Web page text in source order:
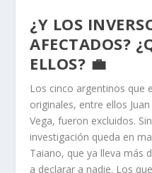
¿Y LOS
AFECTADOS?
ELLOS? 💼
Los cinco argentinos que
originales, entre ellos
Vega, fueron excluidos.
investigación queda en
Taiano, que ya lleva más
a declarar a nadie. Los